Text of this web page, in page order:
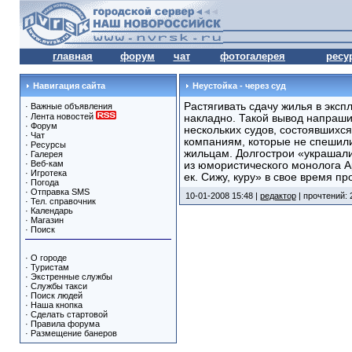
главная форум чат фотогалерея
Навигация сайта
· Важные объявления
· Лента новостей
· Форум
· Чат
· Ресурсы
· Галерея
· Веб-кам
· Игротека
· Погода
· Отправка SMS
· Тел. справочник
· Календарь
· Магазин
· Поиск
· О городе
· Туристам
· Экстренные службы
· Службы такси
· Поиск людей
· Наша кнопка
· Сделать стартовой
· Правила форума
· Размещение банеров
Неустойка - через суд
Растягивать сдачу жилья в
накладно. Такой вывод
нескольких судов,
компаниям, которые не
жильцам. Долгострои
из юмористического монолога
ек. Сижу, куру» в свое время
10-01-2008 15:48 | редактор| прочтений: